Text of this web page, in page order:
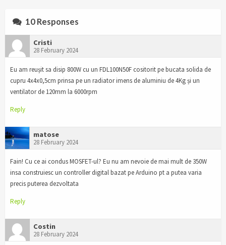
10 Responses
Cristi
28 February 2024
Eu am reușit sa disip 800W cu un FDL100N50F cositorit pe bucata solida de
cupru 4x4x0,5cm prinsa pe un radiator imens de aluminiu de 4Kg și un
ventilator de 120mm la 6000rpm
Reply
matose
28 February 2024
Fain! Cu ce ai condus MOSFET-ul? Eu nu am nevoie de mai mult de 350W
insa construiesc un controller digital bazat pe Arduino pt a putea varia
precis puterea dezvoltata
Reply
Costin
28 February 2024